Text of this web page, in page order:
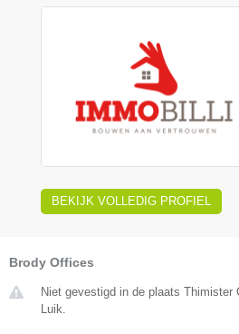
BEKIJK VOLLEDIG PROFIEL
Brody Offices
Niet gevestigd in de plaats Thimister
Luik.